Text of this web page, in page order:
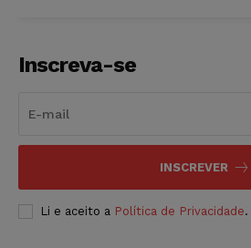
Inscreva-se
INSCREVER
Li e aceito a Política de Privacidade.